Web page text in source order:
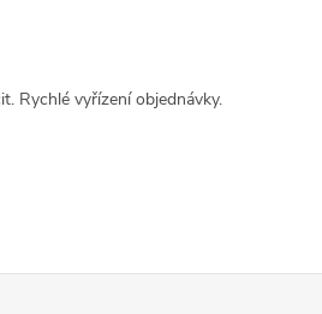
Rychlé vyřízení objednávky.